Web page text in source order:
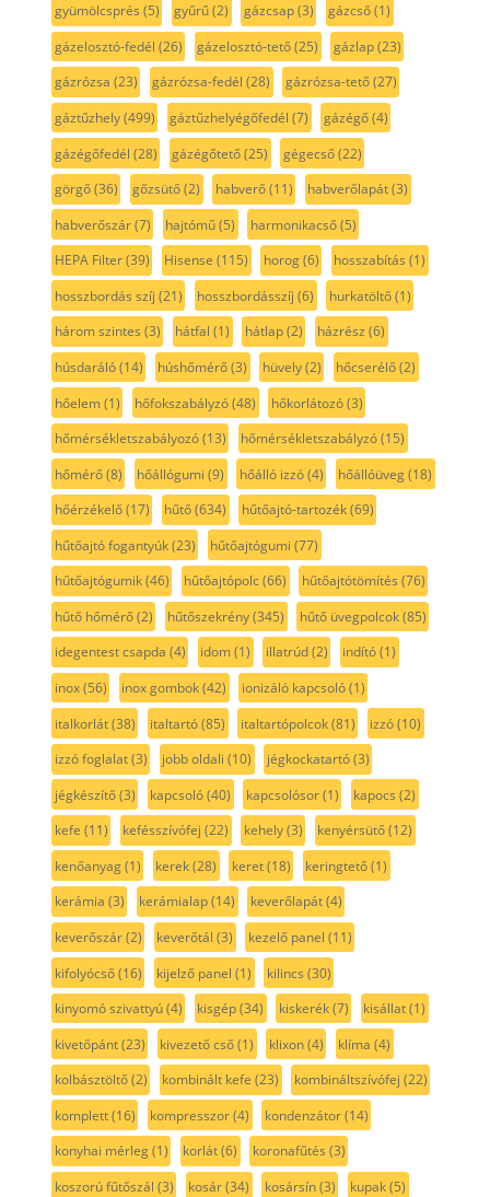
gyümölcsprés (5) gyűrű(2) gázcsap(3) gázcső(1)
gázelosztó-fedél (26) gázelosztó-tető(25) gázlap(23)
gázrózsa (23) gázrózsa-fedél (28) gázrózsa-tető(27)
gáztűzhely(499) gáztűzhelyégőfedél (7) gázégő(4)
gázégőfedél (28) gázégőtető(25) gégecső(22)
görgő(36) gőzsütő(2) habverő(11) habverőlapát(3)
habverőszár(7) hajtómű(5) harmonikacső(5)
HEPA Filter(39) Hisense (115) horog(6) hosszabítás (1)
hosszbordás szíj (21) hosszbordásszíj (6) hurkatöltő(1)
három szintes (3) hátfal (1) hátlap(2) házrész (6)
húsdaráló(14) húshőmérő(3) hüvely(2) hőcserélő(2)
hőelem(1) hőfokszabályzó(48) hőkorlátozó(3)
hőmérsékletszabályozó(13) hőmérsékletszabályzó(15)
hőmérő(8) hőállógumi (9) hőálló izzó(4) hőállóüveg(18)
hőérzékelő(17) hűtő(634) hűtőajtó-tartozék(69)
hűtőajtó fogantyúk(23) hűtőajtógumi (77)
hűtőajtógumik(46) hűtőajtópolc(66) hűtőajtótömítés (76)
hűtő hőmérő(2) hűtőszekrény(345) hűtő üvegpolcok(85)
idegentest csapda (4) idom(1) illatrúd(2) indító(1)
inox(56) inox gombok(42) ionizáló kapcsoló(1)
italkorlát(38) italtartó(85) italtartópolcok(81) izzó(10)
izzó foglalat(3) jobb oldali (10) jégkockatartó(3)
jégkészítő(3) kapcsoló(40) kapcsolósor(1) kapocs (2)
kefe (11) kefésszívófej (22) kehely(3) kenyérsütő(12)
kenőanyag(1) kerek(28) keret(18) keringtető(1)
kerámia (3) kerámialap(14) keverőlapát(4)
keverőszár(2) keverőtál (3) kezelő panel (11)
kifolyócső(16) kijelző panel (1) kilincs (30)
kinyomó szivattyú(4) kisgép(34) kiskerék(7) kisállat(1)
kivetőpánt(23) kivezető cső(1) klixon(4) klíma (4)
kolbásztöltő(2) kombinált kefe (23) kombináltszívófej (22)
komplett(16) kompresszor(4) kondenzátor(14)
konyhai mérleg(1) korlát(6) koronafűtés (3)
koszorú fűtőszál (3) kosár(34) kosársín(3) kupak(5)